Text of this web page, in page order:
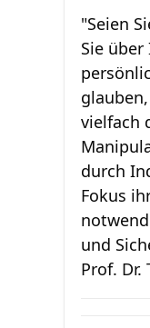
"Seien
Sie über
glauben,
vielfach
durch
Fokus
und
Prof. Dr.